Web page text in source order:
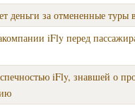
деньги за отмененные туры
iFly перед
iFly, знавшей о